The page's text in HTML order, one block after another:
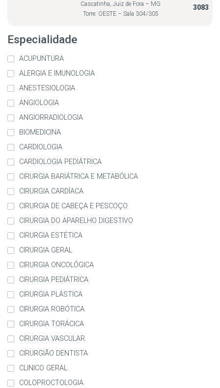
Cascatinha, Juiz de Fora – MG
Torre: OESTE – Sala 304/305
3083
Especialidade
ACUPUNTURA
ALERGIA E IMUNOLOGIA
ANESTESIOLOGIA
ANGIOLOGIA
ANGIORRADIOLOGIA
BIOMEDICINA
CARDIOLOGIA
CARDIOLOGIA PEDIÁTRICA
CIRURGIA BARIÁTRICA E METABÓLICA
CIRURGIA CARDÍACA
CIRURGIA DE CABEÇA E PESCOÇO
CIRURGIA DO APARELHO DIGESTIVO
CIRURGIA ESTÉTICA
CIRURGIA GERAL
CIRURGIA ONCOLÓGICA
CIRURGIA PEDIÁTRICA
CIRURGIA PLÁSTICA
CIRURGIA ROBÓTICA
CIRURGIA TORÁCICA
CIRURGIA VASCULAR
CIRURGIÃO DENTISTA
CLINICO GERAL
COLOPROCTOLOGIA